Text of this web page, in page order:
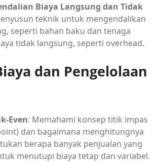
Biaya Langsung dan Tidak
teknik untuk mengendalikan
seperti bahan baku dan tenaga
tidak langsung, seperti overhead.
dan Pengelolaan
Even: Memahami konsep titik impas
dan bagaimana menghitungnya
berapa banyak penjualan yang
menutupi biaya tetap dan variabel.